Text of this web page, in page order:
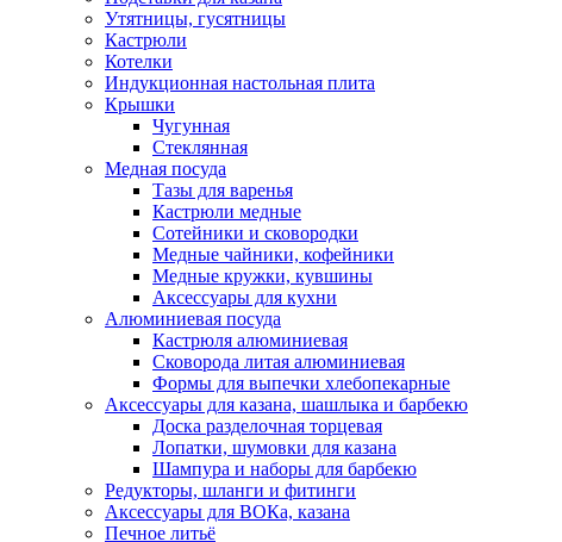
Утятницы, гусятницы
Кастрюли
Котелки
Индукционная настольная плита
Крышки
Чугунная
Стеклянная
Медная посуда
Тазы для варенья
Кастрюли медные
Сотейники и сковородки
Медные чайники, кофейники
Медные кружки, кувшины
Аксессуары для кухни
Алюминиевая посуда
Кастрюля алюминиевая
Сковорода литая алюминиевая
Формы для выпечки хлебопекарные
Аксессуары для казана, шашлыка и барбекю
Доска разделочная торцевая
Лопатки, шумовки для казана
Шампура и наборы для барбекю
Редукторы, шланги и фитинги
Аксессуары для ВОКа, казана
Печное литьё